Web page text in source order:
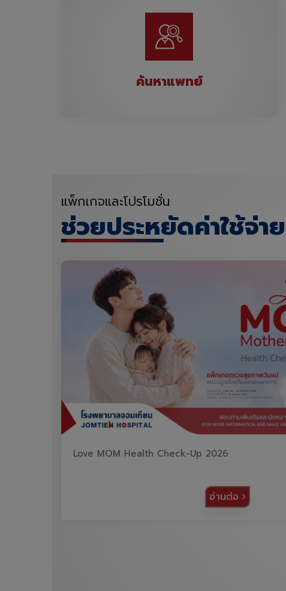
ค้นหาแพทย์
แพ็กเกจและโปรโมชั่น
ช่วยประหยัดค่าใช้จ่าย
Love MOM Health Check-Up 2026
อ่านต่อ